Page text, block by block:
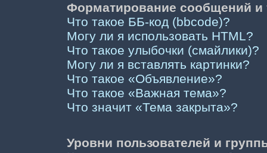
Форматирование сообщений
Что такое ББ-код (bbcode)?
Могу ли я использовать HTML?
Что такое улыбочки (смайлики)?
Могу ли я вставлять картинки?
Что такое «Объявление»?
Что такое «Важная тема»?
Что значит «Тема закрыта»?
Уровни пользователей и